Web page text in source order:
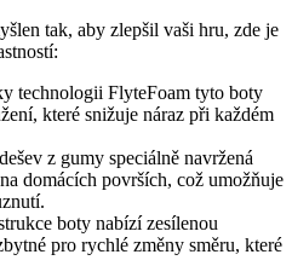
tak, aby zlepšil vaši hru, zde je
technologii FlyteFoam tyto boty
které snižuje náraz při každém
z gumy speciálně navržená
domácích površích, což umožňuje
boty nabízí zesílenou
pro rychlé změny směru, které